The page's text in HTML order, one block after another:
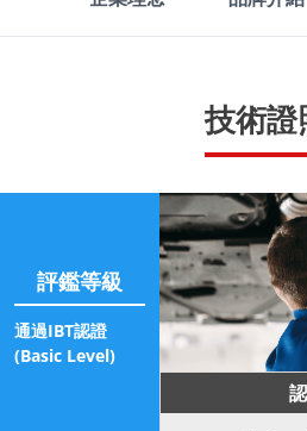
技術證
評鑑等級
通過IBT認證
(Basic Level)